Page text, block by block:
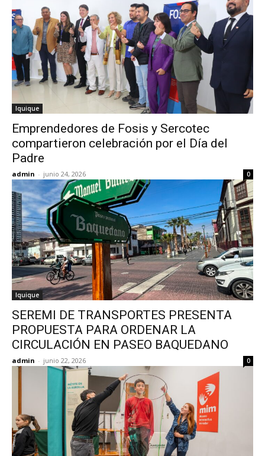
Iquique
Emprendedores de Fosis y Sercotec
compartieron celebración por el Día del
Padre
admin - junio 24, 2026 0
Iquique
SEREMI DE TRANSPORTES PRESENTA
PROPUESTA PARA ORDENAR LA
CIRCULACIÓN EN PASEO BAQUEDANO
admin - junio 22, 2026 0